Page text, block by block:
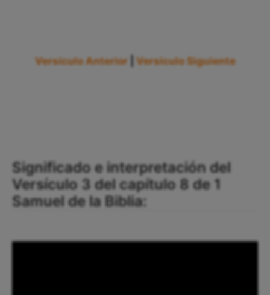
Versículo Anterior Versículo Siguiente
Significado e interpretación del
Versículo 3 del capítulo 8 de 1
Samuel de la Biblia: